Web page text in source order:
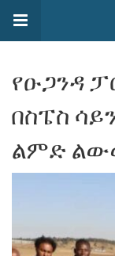
የዑጋንዳ
በስፔስ
ልምድ